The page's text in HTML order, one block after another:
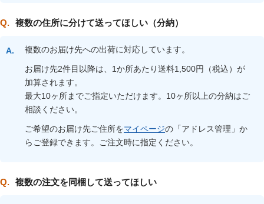
複数の住所に分けて送ってほしい（分納）
複数のお届け先への出荷に対応しています。
お届け先2件目以降は、1か所あたり送料1,500円（税込）が
加算されます。
最大10ヶ所までご指定いただけます。10ヶ所以上の分納はご
相談ください。
ご希望のお届け先ご住所をマイページの「アドレス管理」か
らご登録できます。ご注文時に指定ください。
複数の注文を同梱して送ってほしい